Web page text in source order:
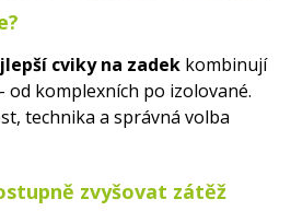
cviky na zadek kombinují
od komplexních po izolované.
technika a správná volba
zvyšovat zátěž